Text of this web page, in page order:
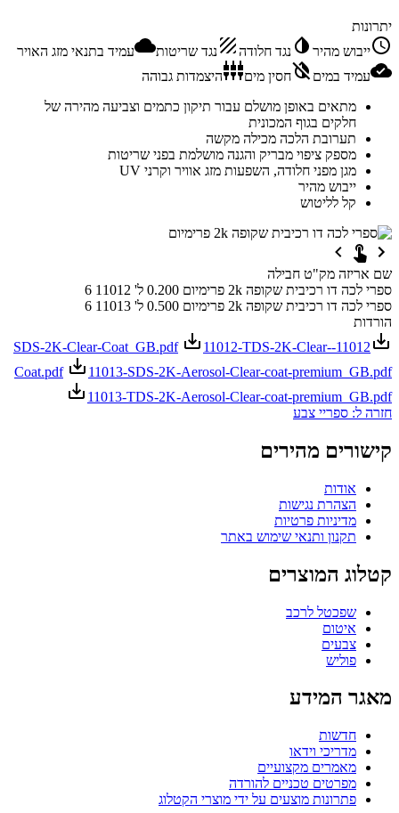
יתרונות
ייבוש מהיר
נגד חלודה נגד שריטות
עמיד בתנאי מזג האויר
עמיד במים
חסין מים
היצמדות גבוהה
מתאים באופן מושלם עבור תיקון כתמים וצביעה מהירה של
חלקים בגוף המכונית
תערובת הלכה מכילה מקשה
מספק ציפוי מבריק והגנה מושלמת בפני שריטות
מגן מפני חלודה, השפעות מזג אוויר וקרני UV
ייבוש מהיר
קל לליטוש
שם אריזה מק"ט חבילה
ספרי לכה דו רכיבית שקופה 2k פרימיום
0.200 ל' 11012
6
ספרי לכה דו רכיבית שקופה 2k פרימיום
0.500 ל' 11013
6
הורדות
11012-SDS-2K-Clear-Coat_GB.pdf
11012-TDS-2K-Clear-
Coat.pdf
11013-SDS-2K-Aerosol-Clear-coat-premium_GB.pdf
11013-TDS-2K-Aerosol-Clear-coat-premium_GB.pdf
חזרה ל: ספריי צבע
קישורים מהירים
אודות
הצהרת נגישות
מדיניות פרטיות
תקנון ותנאי שימוש באתר
קטלוג המוצרים
שפכטל לרכב
איטום
צבעים
פוליש
מאגר המידע
חדשות
מדריכי וידאו
מאמרים מקצועיים
מפרטים טכניים להורדה
פתרונות מוצעים על ידי מוצרי הקטלוג